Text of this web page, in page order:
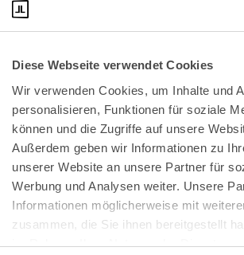
Diese Webseite verwendet Cookies
Wir verwenden Cookies, um Inhalte und
personalisieren, Funktionen für soziale
können und die Zugriffe auf unsere
Außerdem geben wir Informationen zu
unserer Website an unsere Partner für
Werbung und Analysen weiter. Unsere
Informationen möglicherweise mit
zusammen, die Sie ihnen bereitgestellt
im Rahmen Ihrer Nutzung der Dienste
Bundeskanzlerplatz 2
53113 Bonn
Pressemitteilungen|AGB
Impressum|Datenschutz